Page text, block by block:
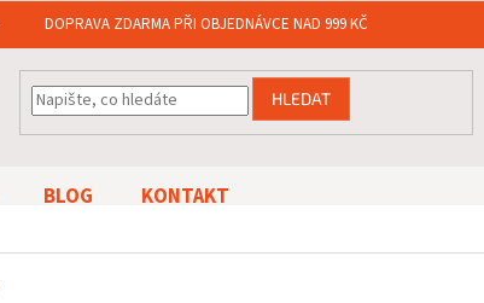
DOPRAVA ZDARMA PŘI OBJEDNÁVCE NAD 999 KČ
HLEDAT
BLOG KONTAKT